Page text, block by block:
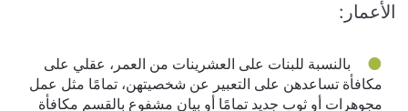
الأعمار:
بالنسبة للبنات على العشرينات من العمر، عقلي على
مكافأة تساعدهن على التعبير عن شخصيتهن، تمامًا مثل عمل
مجوهرات أو ثوب جديد تمامًا أو بيان مشفوع بالقسم مكافأة